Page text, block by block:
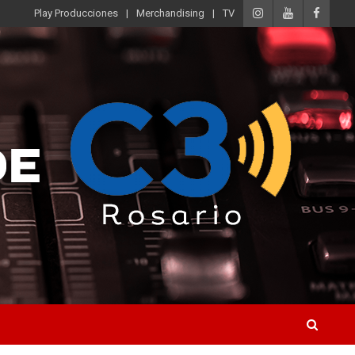
Play Producciones Merchandising TV